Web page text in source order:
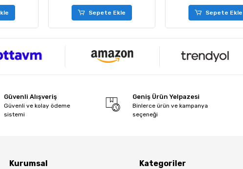
Sepete Ekle Sepete Ekle
Güvenli Alışveriş
Güvenli ve kolay ödeme
sistemi
Geniş Ürün Yelpazesi
Binlerce ürün ve kampanya
seçeneği
Kurumsal Kategoriler